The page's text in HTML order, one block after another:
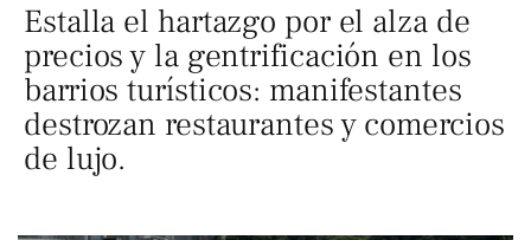
Estalla el hartazgo por el alza de
precios y la gentrificación en los
barrios turísticos: manifestantes
destrozan restaurantes y comercios
de lujo.